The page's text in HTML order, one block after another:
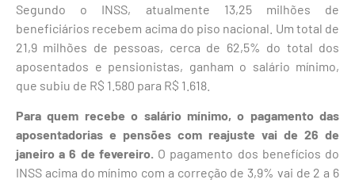
Segundo o INSS, atualmente 13,25 milhões de
beneficiários recebem acima do piso nacional. Um total de
21,9 milhões de pessoas, cerca de 62,5% do total dos
aposentados e pensionistas, ganham o salário mínimo,
que subiu de R$ 1.580 para R$ 1.618.
Para quem recebe o salário mínimo, o pagamento das
aposentadorias e pensões com reajuste vai de 26 de
janeiro a 6 de fevereiro. O pagamento dos benefícios do
INSS acima do mínimo com a correção de 3,9% vai de 2 a 6